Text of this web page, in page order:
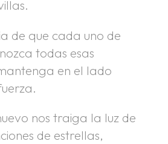
de que cada uno de
todas esas
en el lado
nos traiga la luz de
de estrellas,